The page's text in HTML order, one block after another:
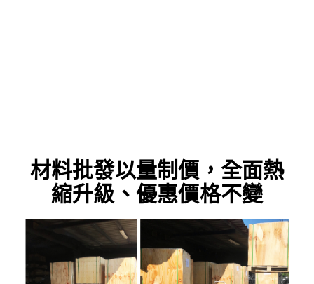
材料批發以量制價，全面熱
縮升級、優惠價格不變